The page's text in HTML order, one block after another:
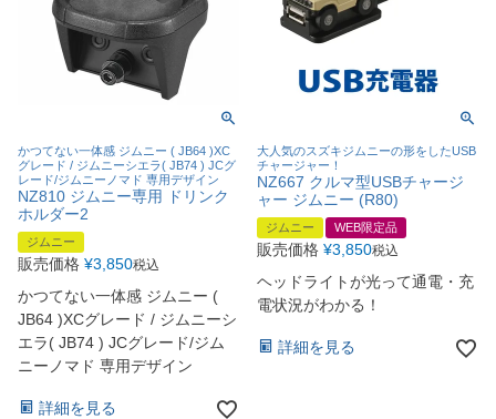
かつてない一体感 ジムニー ( JB64 )XC
グレード / ジムニーシエラ( JB74 ) JCグ
レード/ジムニーノマド 専用デザイン
NZ810 ジムニー専用 ドリンク
ホルダー2
ジムニー
販売価格 ¥3,850税込
かつてない一体感 ジムニー (
JB64 )XCグレード / ジムニーシ
エラ( JB74 ) JCグレード/ジム
ニーノマド 専用デザイン
詳細を見る
大人気のスズキジムニーの形をしたUSB
チャージャー！
NZ667 クルマ型USBチャージ
ャー ジムニー (R80)
ジムニー WEB限定品
販売価格 ¥3,850税込
ヘッドライトが光って通電・充
電状況がわかる！
詳細を見る